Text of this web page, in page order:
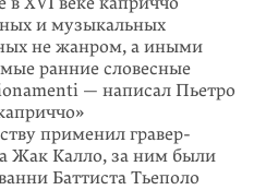
и музыкальных
не жанром, а иными
ранние словесные
— написал Пьетро
применил гравер-
Жак Калло, за ним были
Баттиста Тьеполо